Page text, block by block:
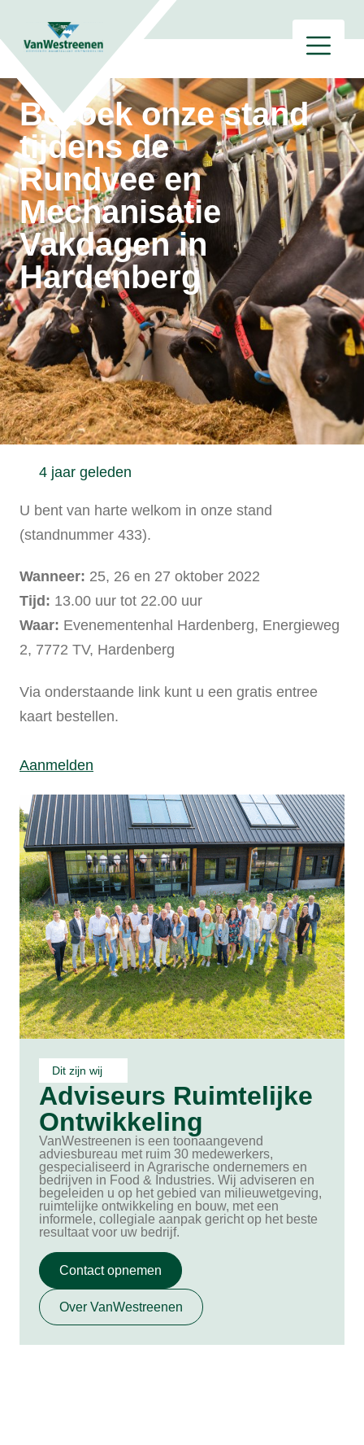
Bezoek onze stand
tijdens de
Rundvee en
Mechanisatie
Vakdagen in
Hardenberg
4 jaar geleden
U bent van harte welkom in onze stand
(standnummer 433).
Wanneer: 25, 26 en 27 oktober 2022
Tijd: 13.00 uur tot 22.00 uur
Waar: Evenementenhal Hardenberg, Energieweg
2, 7772 TV, Hardenberg
Via onderstaande link kunt u een gratis entree
kaart bestellen.
Aanmelden
Dit zijn wij
Adviseurs Ruimtelijke
Ontwikkeling
VanWestreenen is een toonaangevend
adviesbureau met ruim 30 medewerkers,
gespecialiseerd in Agrarische ondernemers en
bedrijven in Food & Industries. Wij adviseren en
begeleiden u op het gebied van milieuwetgeving,
ruimtelijke ontwikkeling en bouw, met een
informele, collegiale aanpak gericht op het beste
resultaat voor uw bedrijf.
Contact opnemen
Over VanWestreenen